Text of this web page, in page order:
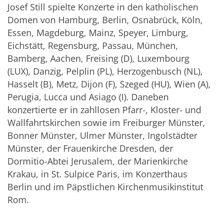
Josef Still spielte Konzerte in den katholischen
Domen von Hamburg, Berlin, Osnabrück, Köln,
Essen, Magdeburg, Mainz, Speyer, Limburg,
Eichstätt, Regensburg, Passau, München,
Bamberg, Aachen, Freising (D), Luxembourg
(LUX), Danzig, Pelplin (PL), Herzogenbusch (NL),
Hasselt (B), Metz, Dijon (F), Szeged (HU), Wien (A),
Perugia, Lucca und Asiago (I). Daneben
konzertierte er in zahllosen Pfarr-, Kloster- und
Wallfahrtskirchen sowie im Freiburger Münster,
Bonner Münster, Ulmer Münster, Ingolstädter
Münster, der Frauenkirche Dresden, der
Dormitio-Abtei Jerusalem, der Marienkirche
Krakau, in St. Sulpice Paris, im Konzerthaus
Berlin und im Päpstlichen Kirchenmusikinstitut
Rom.